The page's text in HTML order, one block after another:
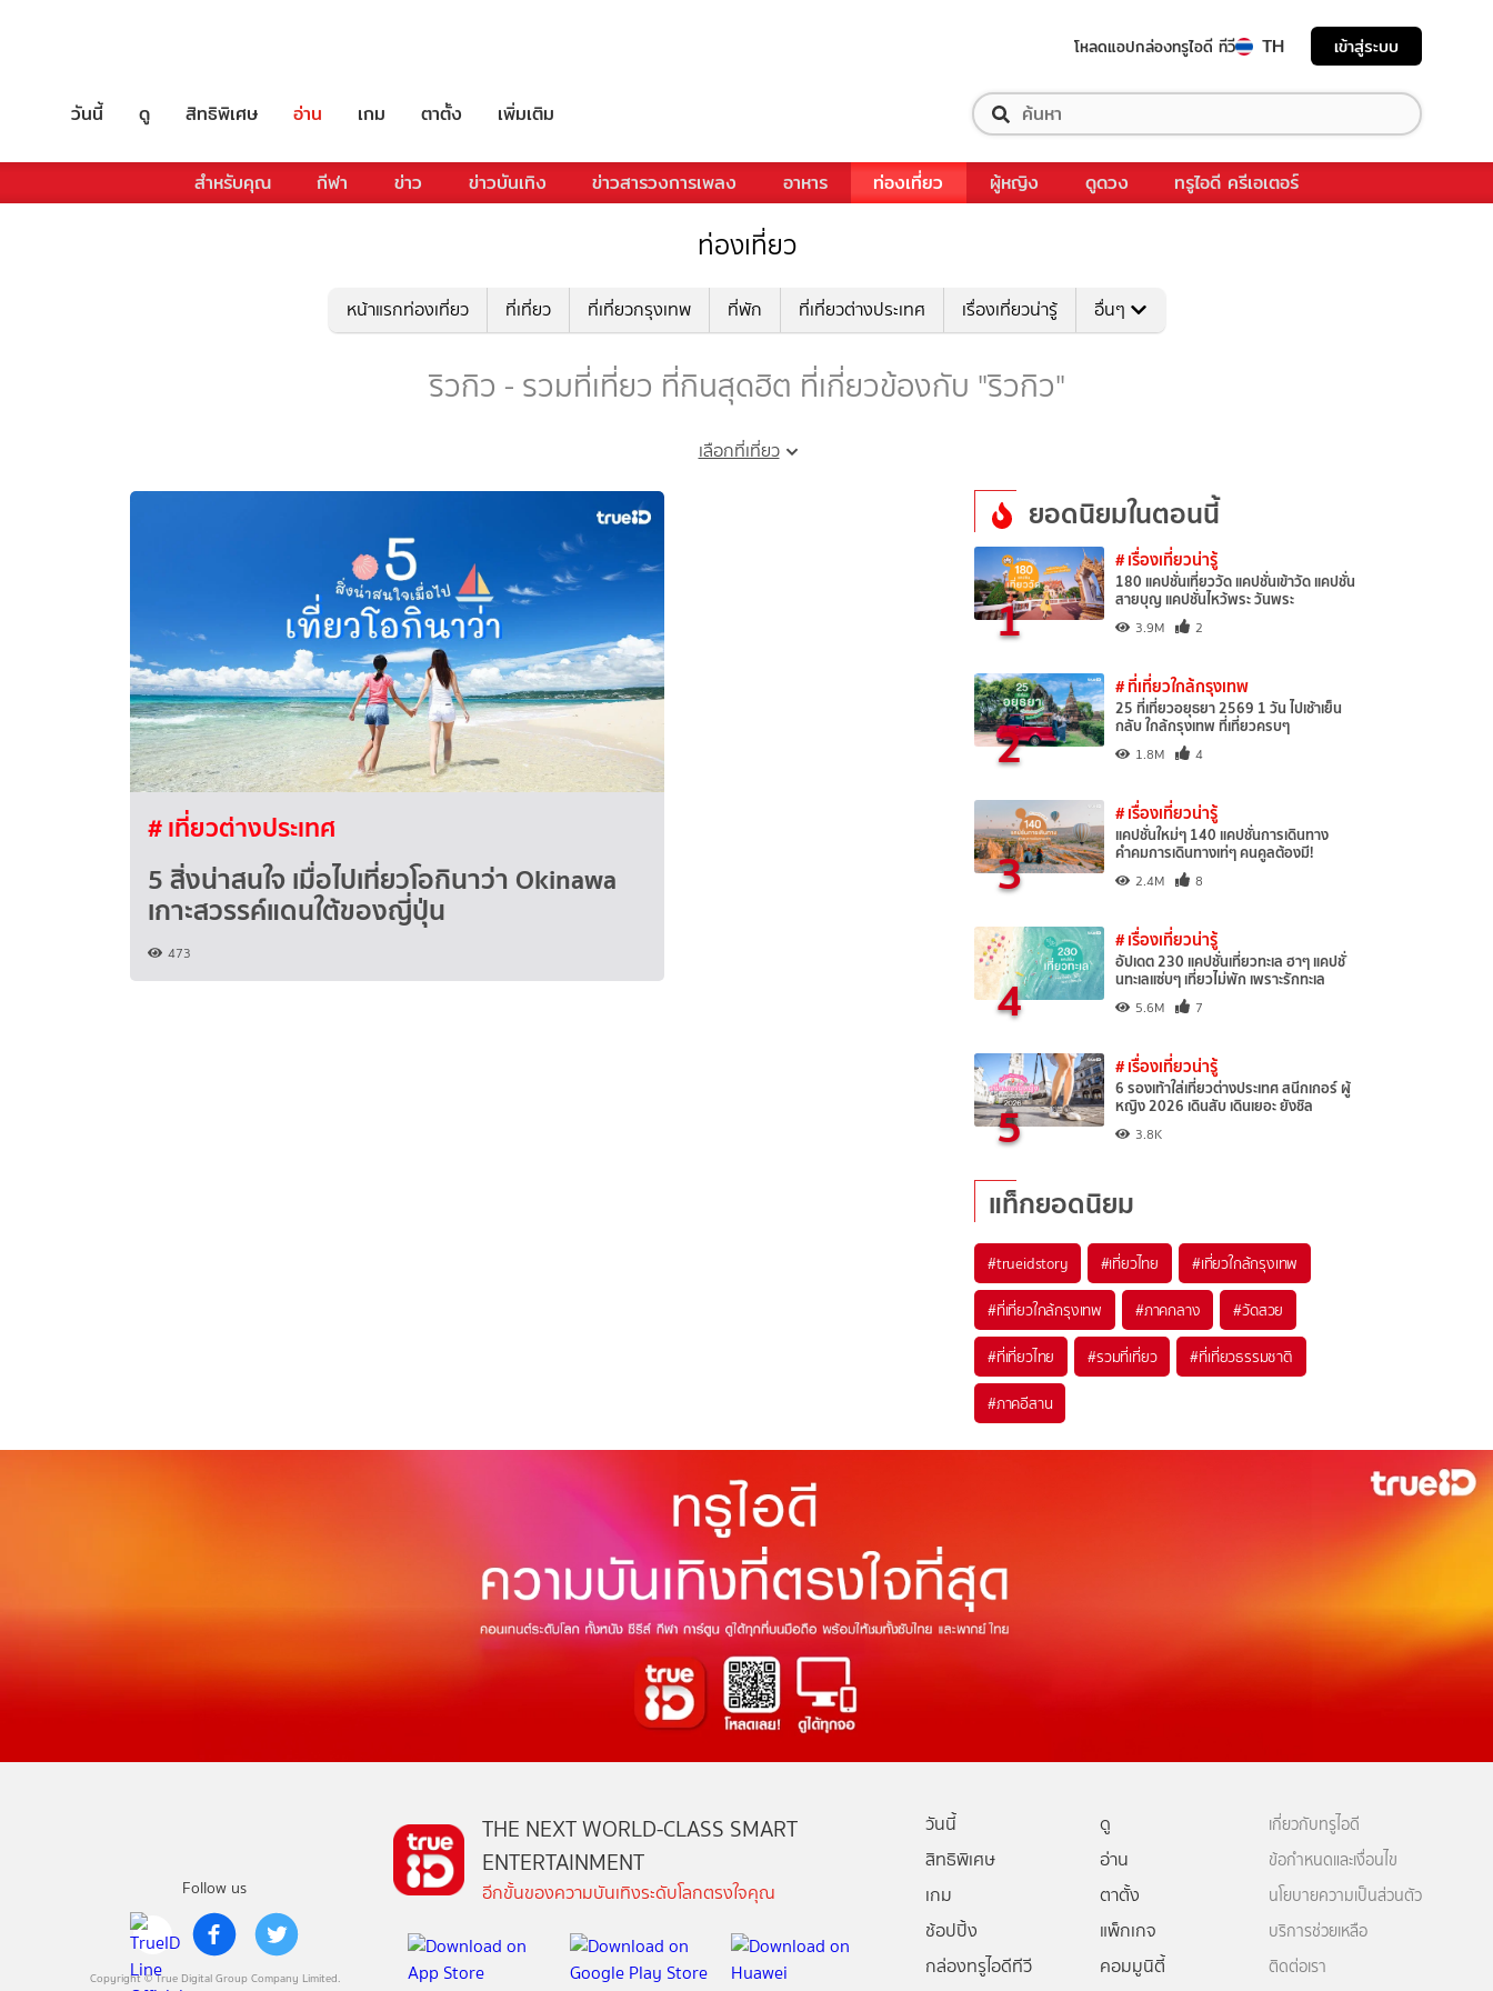
โหลดแอปกล่องทรูไอดี ทีวี TH เข้าสู่ระบบ
วันนี้ ดู สิทธิพิเศษ อ่าน เกม ตาตั้ง เพิ่มเติม
สำหรับคุณ กีฬา ข่าว ข่าวบันเทิง ข่าวสารวงการเพลง อาหาร ท่องเที่ยว ผู้หญิง ดูดวง ทรูไอดี ครีเอเตอร์
ท่องเที่ยว
หน้าแรกท่องเที่ยว ที่เที่ยว ที่เที่ยวกรุงเทพ ที่พัก ที่เที่ยวต่างประเทศ เรื่องเที่ยวน่ารู้ อื่นๆ
ริวกิว - รวมที่เที่ยว ที่กินสุดฮิต ที่เกี่ยวข้องกับ "ริวกิว"
เลือกที่เที่ยว
# เที่ยวต่างประเทศ
5 สิ่งน่าสนใจ เมื่อไปเที่ยวโอกินาว่า Okinawa
เกาะสวรรค์แดนใต้ของญี่ปุ่น
473
ยอดนิยมในตอนนี้
1
# เรื่องเที่ยวน่ารู้
180 แคปชั่นเที่ยววัด แคปชั่นเข้าวัด แคปชั่น
สายบุญ แคปชั่นไหว้พระ วันพระ
3.9M 2
2
# ที่เที่ยวใกล้กรุงเทพ
25 ที่เที่ยวอยุธยา 2569 1 วัน ไปเช้าเย็น
กลับ ใกล้กรุงเทพ ที่เที่ยวครบๆ
1.8M 4
3
# เรื่องเที่ยวน่ารู้
แคปชั่นใหม่ๆ 140 แคปชั่นการเดินทาง
คำคมการเดินทางเท่ๆ คนคูลต้องมี!
2.4M 8
4
# เรื่องเที่ยวน่ารู้
อัปเดต 230 แคปชั่นเที่ยวทะเล ฮาๆ แคปชั่
นทะเลแซ่บๆ เที่ยวไม่พัก เพราะรักทะเล
5.6M 7
5
# เรื่องเที่ยวน่ารู้
6 รองเท้าใส่เที่ยวต่างประเทศ สนีกเกอร์ ผู้
หญิง 2026 เดินสับ เดินเยอะ ยังชิล
3.8K
แท็กยอดนิยม
#trueidstory #เที่ยวไทย #เที่ยวใกล้กรุงเทพ
#ที่เที่ยวใกล้กรุงเทพ #ภาคกลาง #วัดสวย
#ที่เที่ยวไทย #รวมที่เที่ยว #ที่เที่ยวธรรมชาติ
#ภาคอีสาน
Follow us
Copyright © True Digital Group Company Limited.
THE NEXT WORLD-CLASS SMART
ENTERTAINMENT
อีกขั้นของความบันเทิงระดับโลกตรงใจคุณ
วันนี้
ดู
สิทธิพิเศษ
อ่าน
เกม
ตาตั้ง
ช้อปปิ้ง
แพ็กเกจ
กล่องทรูไอดีทีวี
คอมมูนิตี้
เกี่ยวกับทรูไอดี
ข้อกำหนดและเงื่อนไข
นโยบายความเป็นส่วนตัว
บริการช่วยเหลือ
ติดต่อเรา